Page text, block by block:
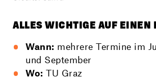
ALLES WICHTIGE AUF EINEN
Wann: mehrere Termine im
und September
Wo: TU Graz